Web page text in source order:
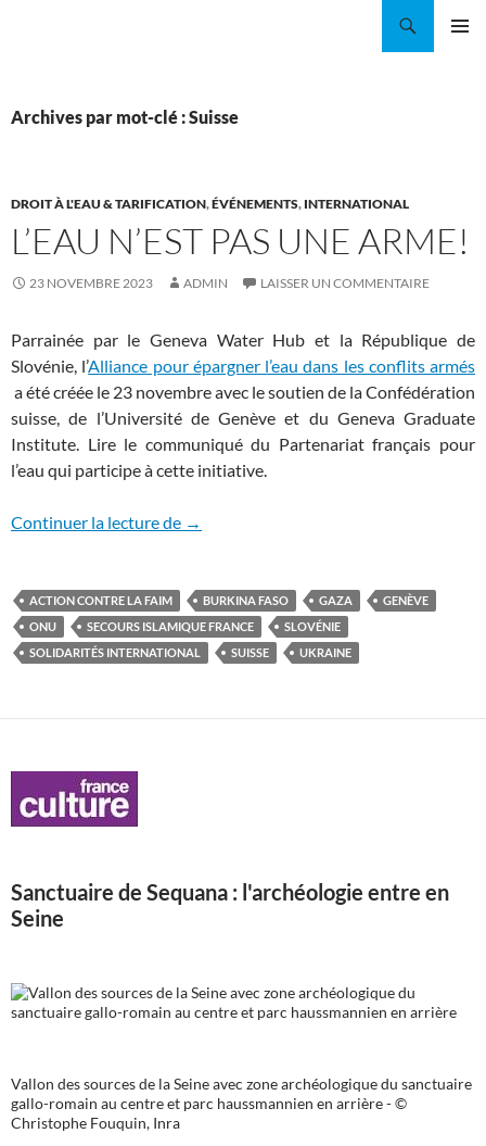
Archives par mot-clé : Suisse
DROIT À L'EAU & TARIFICATION,ÉVÉNEMENTS, INTERNATIONAL
L’EAU N’EST PAS UNE ARME!
23 NOVEMBRE 2023 ADMIN LAISSER UN COMMENTAIRE
Parrainée par le Geneva Water Hub et la République de
Slovénie, l’Alliance pour épargner l’eau dans les conflits armés
a été créée le 23 novembre avec le soutien de la Confédération
suisse, de l’Université de Genève et du Geneva Graduate
Institute. Lire le communiqué du Partenariat français pour
l’eau qui participe à cette initiative.
Continuer la lecture de L’eau n’est pas une arme!
→
ACTION CONTRE LA FAIM BURKINA FASO GAZA
GENÈVE
ONU
SECOURS ISLAMIQUE FRANCE
SLOVÉNIE
SOLIDARITÉS INTERNATIONAL
SUISSE UKRAINE
Sanctuaire de Sequana : l'archéologie entre en
Seine
Vallon des sources de la Seine avec zone archéologique du sanctuaire
gallo-romain au centre et parc haussmannien en arrière - ©
Christophe Fouquin, Inra